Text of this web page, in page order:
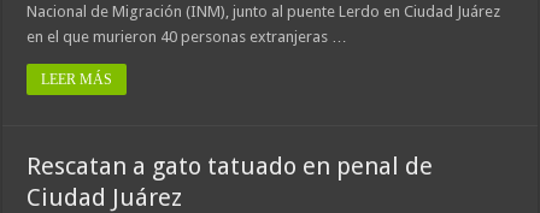
Nacional de Migración (INM), junto al puente Lerdo en Ciudad Juárez
en el que murieron 40 personas extranjeras …
LEER MÁS
Rescatan a gato tatuado en penal de
Ciudad Juárez